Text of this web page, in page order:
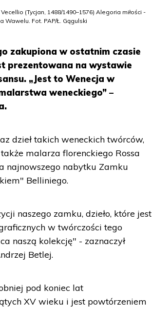
(Tycjan, 1488/1490–1576) Alegoria miłości -
Fot. PAP/Ł. Gągulski
zakupiona w ostatnim czasie
prezentowana na wystawie
„Jest to Wenecja w
weneckiego” –
dzieł takich weneckich twórców,
malarza florenckiego Rossa
najnowszego nabytku Zamku
Belliniego.
naszego zamku, dzieło, które jest
w twórczości tego
naszą kolekcję" - zaznaczył
Betlej.
pod koniec lat
XV wieku i jest powtórzeniem